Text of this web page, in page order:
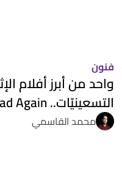
فنون
واحد من أبرز أفلام
التسعينيّات.. Dead Again
محمد القاسمي